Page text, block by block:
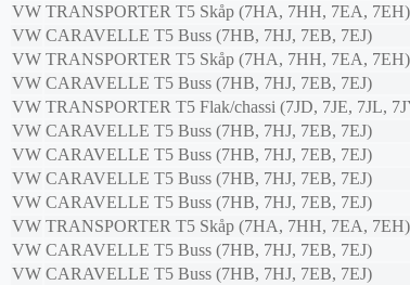
VW TRANSPORTER T5 Skåp (7HA, 7HH, 7EA, 7EH)
VW CARAVELLE T5 Buss (7HB, 7HJ, 7EB, 7EJ)
VW TRANSPORTER T5 Skåp (7HA, 7HH, 7EA, 7EH)
VW CARAVELLE T5 Buss (7HB, 7HJ, 7EB, 7EJ)
VW TRANSPORTER T5 Flak/chassi (7JD, 7JE, 7JL,
VW CARAVELLE T5 Buss (7HB, 7HJ, 7EB, 7EJ)
VW CARAVELLE T5 Buss (7HB, 7HJ, 7EB, 7EJ)
VW CARAVELLE T5 Buss (7HB, 7HJ, 7EB, 7EJ)
VW CARAVELLE T5 Buss (7HB, 7HJ, 7EB, 7EJ)
VW TRANSPORTER T5 Skåp (7HA, 7HH, 7EA, 7EH)
VW CARAVELLE T5 Buss (7HB, 7HJ, 7EB, 7EJ)
VW CARAVELLE T5 Buss (7HB, 7HJ, 7EB, 7EJ)